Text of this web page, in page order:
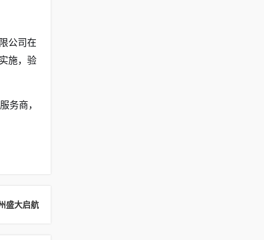
公司在
施，验
务商，
盛大启航